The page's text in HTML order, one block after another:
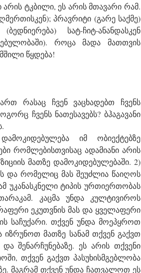
ტკბილი, ეს არის მთავარი რამ.
პრავრიტი (გარე საქმე)
სატ-ჩიტ-ანანდასკენ
როცა მადა მათთვის
წყდება!
რასაც ჩვენ ვაცხადებთ ჩვენს
ჩვენს ნათესავებს? ბჰაგავანი
იმ ობიექტებზე
რომლებისთვისაც ადამიანი არის
მათზე დამოკიდებულებაში. 2)
და რომელიც მას შეუძლია წაიღოს
უკანასკნელი ტიპის ურთიერთობას
კაცმა უნდა კულტივიროს
ეკუთვნის მას და ყველაფერი
საჩუქარი. თქვენ უნდა მოეპყროთ
მათზე სანამ თქვენ გაქვთ
შენარჩუნებაზე. ეს არის თქვენი
თქვენ გაქვთ პასუხისმგებლობა
მაგრამ თქვენ უნდა ჩათვალოთ ეს